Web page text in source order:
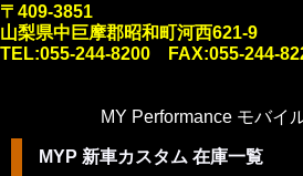
〒409-3851
山梨県中巨摩郡昭和町河西621-9
TEL:055-244-8200 FAX:055-244-
MY Performance モバイ
MYP 新車カスタム 在庫一覧